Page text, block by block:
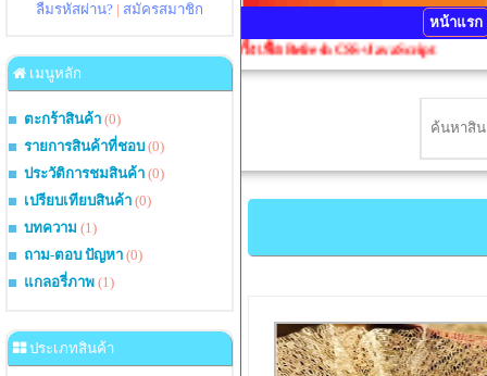
ลืมรหัสผ่าน? | สมัครสมาชิก
เมนูหลัก
ตะกร้าสินค้า (0)
รายการสินค้าที่ชอบ (0)
ประวัติการชมสินค้า (0)
เปรียบเทียบสินค้า (0)
บทความ (1)
ถาม-ตอบ ปัญหา (0)
แกลอรี่ภาพ (1)
ประเภทสินค้า
หน้าแรก
กรุณากดปุ่ม Ctrl+F5 1 ครั้งเพื่อ Refresh CSS+JavaScript